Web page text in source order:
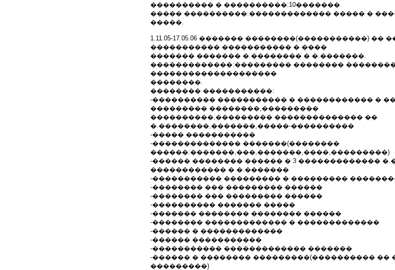
���������� � ����������:10�������
����� ����������:������������� ����� �
�����.
1.11.05-17.05.06 ������� ��������(�����������) ��
����������� ����������� � ����
������� ������� �.�������� � �.�������.
�������������:��������� ��������
��������������������
��������.
�������� �����������:
-���������� ����������� � ������������ �
��������� ��������,���������
����������,��������� �������������� ��
�.��������,�������,�����-����������
-����� �����������
-�������������� �������(��������
������:�������,���,�������,����,���������)
-������ �������� ������ � 3 �������������
������������ � �.�������
-����������� ��������� � ���������
-�������� ��� ��������� ������
-�������� ��� ��������� ������
-���������� ������� �����
-������� �������� �������� ������
-�������� ������������� � �������������
-������ � �������������
-������ �����������
-����������� ������������� �������
-������ � �������� ���������(���������� ��
���������)